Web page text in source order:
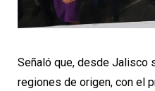
Señaló que, desde Jalisco
regiones de origen, con el